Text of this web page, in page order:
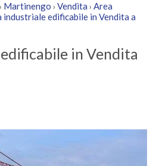
› Martinengo › Vendita › Area
industriale edificabile in Vendita a
in Vendita